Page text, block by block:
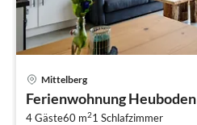
Mittelberg
Ferienwohnung Heuboden
4 Gäste60 m21 Schlafzimmer